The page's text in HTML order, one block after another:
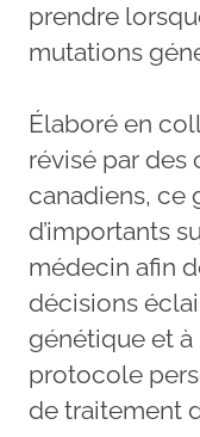
prendre
mutations
Élaboré en
révisé par des
canadiens, ce
d’importants
médecin afin
décisions
génétique et à
protocole
de traitement